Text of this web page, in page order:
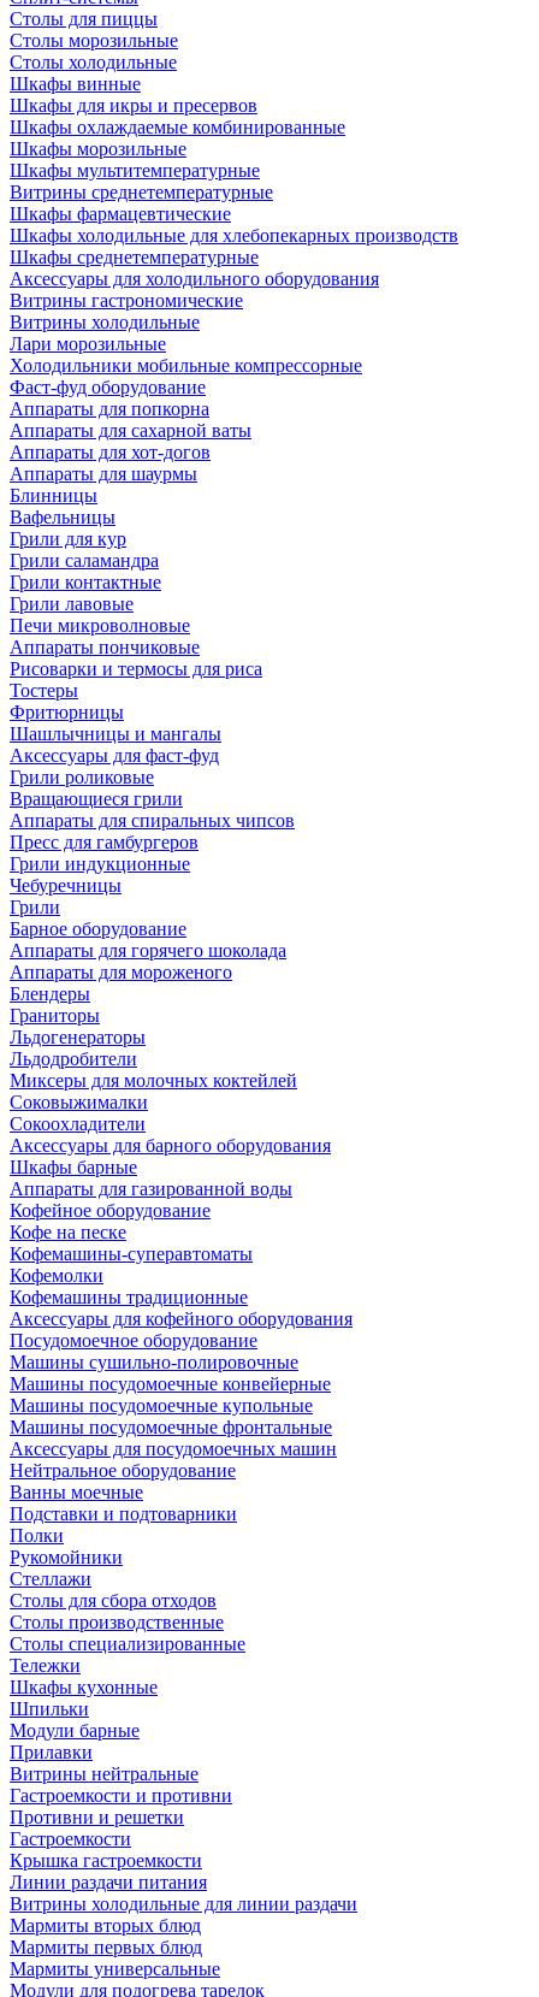
Столы для пиццы
Столы морозильные
Столы холодильные
Шкафы винные
Шкафы для икры и пресервов
Шкафы охлаждаемые комбинированные
Шкафы морозильные
Шкафы мультитемпературные
Витрины среднетемпературные
Шкафы фармацевтические
Шкафы холодильные для хлебопекарных производств
Шкафы среднетемпературные
Аксессуары для холодильного оборудования
Витрины гастрономические
Витрины холодильные
Лари морозильные
Холодильники мобильные компрессорные
Фаст-фуд оборудование
Аппараты для попкорна
Аппараты для сахарной ваты
Аппараты для хот-догов
Аппараты для шаурмы
Блинницы
Вафельницы
Грили для кур
Грили саламандра
Грили контактные
Грили лавовые
Печи микроволновые
Аппараты пончиковые
Рисоварки и термосы для риса
Тостеры
Фритюрницы
Шашлычницы и мангалы
Аксессуары для фаст-фуд
Грили роликовые
Вращающиеся грили
Аппараты для спиральных чипсов
Пресс для гамбургеров
Грили индукционные
Чебуречницы
Грили
Барное оборудование
Аппараты для горячего шоколада
Аппараты для мороженого
Блендеры
Граниторы
Льдогенераторы
Льдодробители
Миксеры для молочных коктейлей
Соковыжималки
Сокоохладители
Аксессуары для барного оборудования
Шкафы барные
Аппараты для газированной воды
Кофейное оборудование
Кофе на песке
Кофемашины-суперавтоматы
Кофемолки
Кофемашины традиционные
Аксессуары для кофейного оборудования
Посудомоечное оборудование
Машины сушильно-полировочные
Машины посудомоечные конвейерные
Машины посудомоечные купольные
Машины посудомоечные фронтальные
Аксессуары для посудомоечных машин
Нейтральное оборудование
Ванны моечные
Подставки и подтоварники
Полки
Рукомойники
Стеллажи
Столы для сбора отходов
Столы производственные
Столы специализированные
Тележки
Шкафы кухонные
Шпильки
Модули барные
Прилавки
Витрины нейтральные
Гастроемкости и противни
Противни и решетки
Гастроемкости
Крышка гастроемкости
Линии раздачи питания
Витрины холодильные для линии раздачи
Мармиты вторых блюд
Мармиты первых блюд
Мармиты универсальные
Модули для подогрева тарелок